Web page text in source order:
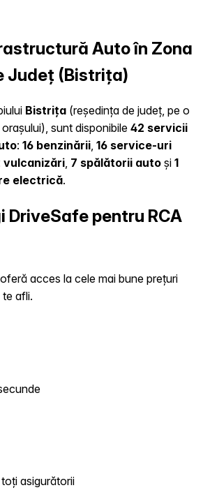
Auto în Zona
Județ (Bistrița)
Bistrița (reședința de județ, pe o
sunt disponibile42 servicii
: 16 benzinării, 16 service-uri
vulcanizări, 7 spălătorii auto și 1
electrică.
DriveSafe pentru RCA
acces la cele mai bune prețuri
afli.
asigurătorii